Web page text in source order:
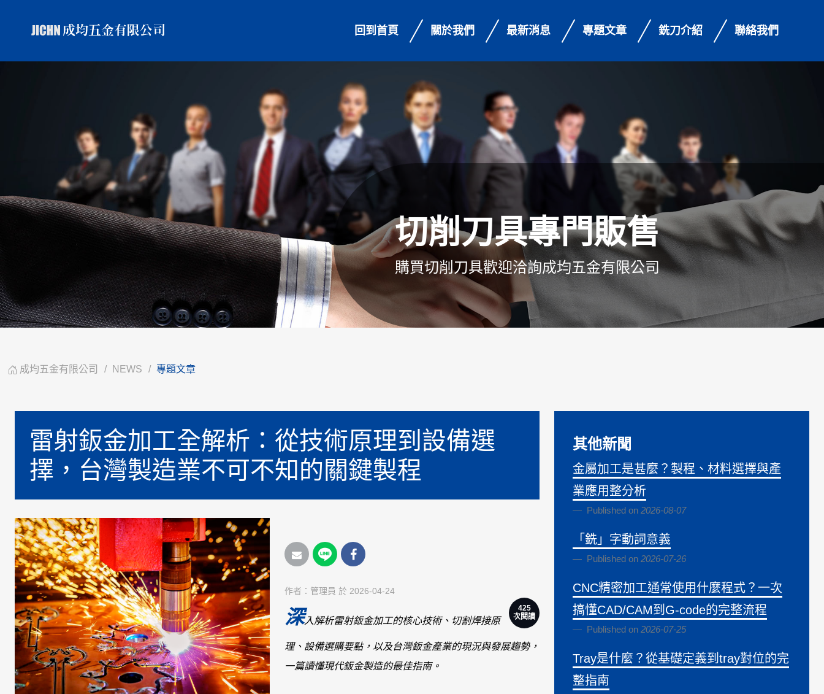
回到首頁 關於我們 最新消息 專題文章 銑刀介紹 聯絡我們
切削刀具專門販售
購買切削刀具歡迎洽詢成均五金有限公司
成均五金有限公司 NEWS 專題文章
雷射鈑金加工全解析：從技術原理到設備選
擇，台灣製造業不可不知的關鍵製程
作者： 管理員 於 2026-04-24
425
次閱讀
深入解析雷射鈑金加工的核心技術、切割焊接原
理、設備選購要點，以及台灣鈑金產業的現況與發展趨勢，
一篇讀懂現代鈑金製造的最佳指南。
其他新聞
金屬加工是甚麼？製程、材料選擇與產
業應用整分析
Published on 2026-08-07
「銑」字動詞意義
Published on 2026-07-26
CNC精密加工通常使用什麼程式？一次
搞懂CAD/CAM到G-code的完整流程
Published on 2026-07-25
Tray是什麼？從基礎定義到tray對位的完
整指南